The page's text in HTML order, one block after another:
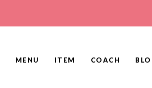
MENU ITEM COACH